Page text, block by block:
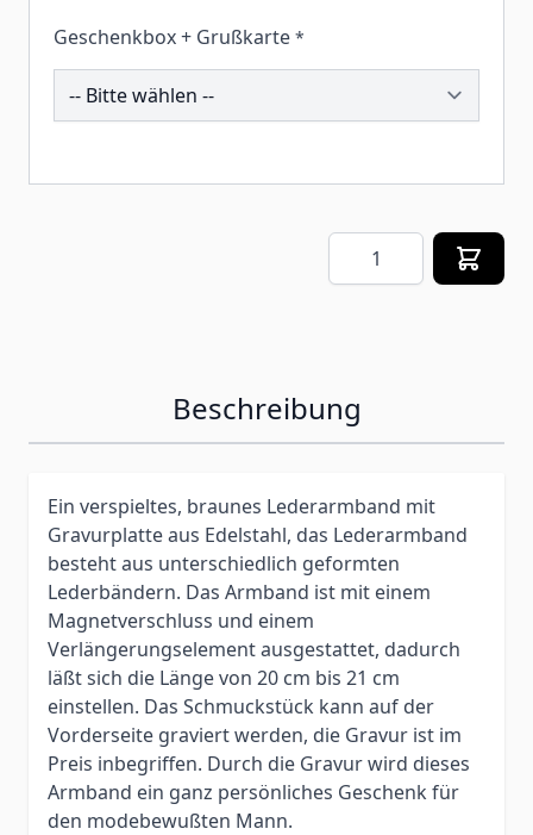
Geschenkbox + Grußkarte *
259339
Menge
Beschreibung
Ein verspieltes, braunes Lederarmband mit
Gravurplatte aus Edelstahl, das Lederarmband
besteht aus unterschiedlich geformten
Lederbändern. Das Armband ist mit einem
Magnetverschluss und einem
Verlängerungselement ausgestattet, dadurch
läßt sich die Länge von 20 cm bis 21 cm
einstellen. Das Schmuckstück kann auf der
Vorderseite graviert werden, die Gravur ist im
Preis inbegriffen. Durch die Gravur wird dieses
Armband ein ganz persönliches Geschenk für
den modebewußten Mann.